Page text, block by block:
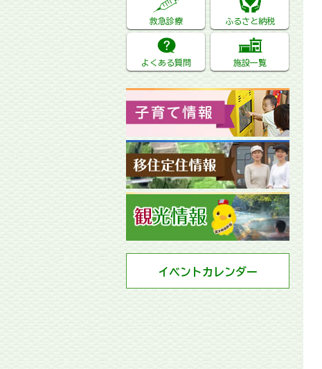
救急診療 ふるさと納税
よくある質問 施設一覧
イベントカレンダー